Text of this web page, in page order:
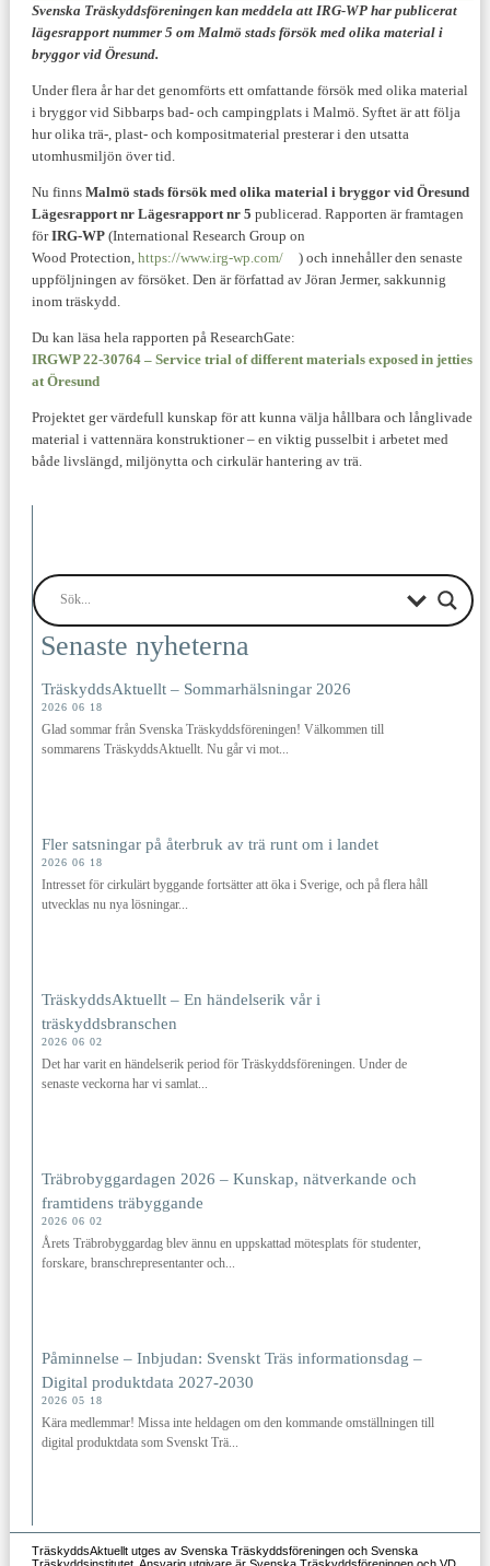
Svenska Träskyddsföreningen kan meddela att IRG-WP har publicerat
lägesrapport nummer 5 om Malmö stads försök med olika material i
bryggor vid Öresund.
Under flera år har det genomförts ett omfattande försök med olika material
i bryggor vid Sibbarps bad- och campingplats i Malmö. Syftet är att följa
hur olika trä-, plast- och kompositmaterial presterar i den utsatta
utomhusmiljön över tid.
Nu finns Malmö stads försök med olika material i bryggor vid Öresund
Lägesrapport nr Lägesrapport nr 5 publicerad. Rapporten är framtagen
förIRG-WP(International Research Group on
Wood Protection, https://www.irg-wp.com/
) och innehåller den senaste
uppföljningen av försöket. Den är författad av Jöran Jermer, sakkunnig
inom träskydd.
Du kan läsa hela rapporten på ResearchGate:
IRGWP 22-30764 – Service trial of different materials exposed in jetties
at Öresund
Projektet ger värdefull kunskap för att kunna välja hållbara och långlivade
material i vattennära konstruktioner – en viktig pusselbit i arbetet med
både livslängd, miljönytta och cirkulär hantering av trä.
Senaste nyheterna
TräskyddsAktuellt – Sommarhälsningar 2026
2026 06 18
Glad sommar från Svenska Träskyddsföreningen! Välkommen till
sommarens TräskyddsAktuellt. Nu går vi mot...
Fler satsningar på återbruk av trä runt om i landet
2026 06 18
Intresset för cirkulärt byggande fortsätter att öka i Sverige, och på flera håll
utvecklas nu nya lösningar...
TräskyddsAktuellt – En händelserik vår i
träskyddsbranschen
2026 06 02
Det har varit en händelserik period för Träskyddsföreningen. Under de
senaste veckorna har vi samlat...
Träbrobyggardagen 2026 – Kunskap, nätverkande och
framtidens träbyggande
2026 06 02
Årets Träbrobyggardag blev ännu en uppskattad mötesplats för studenter,
forskare, branschrepresentanter och...
Påminnelse – Inbjudan: Svenskt Träs informationsdag –
Digital produktdata 2027‑2030
2026 05 18
Kära medlemmar! Missa inte heldagen om den kommande omställningen till
digital produktdata som Svenskt Trä...
TräskyddsAktuellt utges av Svenska Träskyddsföreningen och Svenska